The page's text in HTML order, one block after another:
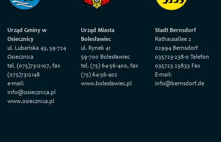
Urząd Gminy w
Osiecznicy
ul. Lubańska 43, 59-724
Osiecznica
tel. (075)7312107, fax
(075)7312148
e-mail:
info@osiecznica.pl
www.osiecznica.pl
Urząd Miasta
Bolesławiec
ul. Rynek 41
59-700 Bolesławiec
tel. (75) 64-56-400, fax
(75) 64-56-402
www.bolesławiec.pl
Stadt Bernsdorf
Rathausallee 2
02994 Bernsdorf
035723-238-0 Telefon
035723 23833 Fax
E-mail:
info@bernsdorf.de